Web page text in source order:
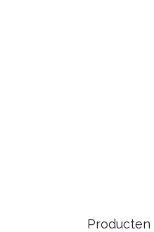
Producten